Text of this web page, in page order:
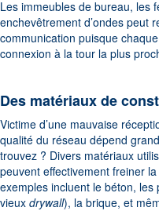
Les immeubles de bureau, les
enchevêtrement d’ondes peut
communication puisque
connexion à la tour la plus
Des matériaux de
Victime d’une mauvaise
qualité du réseau dépend
trouvez ? Divers matériaux
peuvent effectivement freiner
exemples incluent le béton,
vieux drywall), la brique, et